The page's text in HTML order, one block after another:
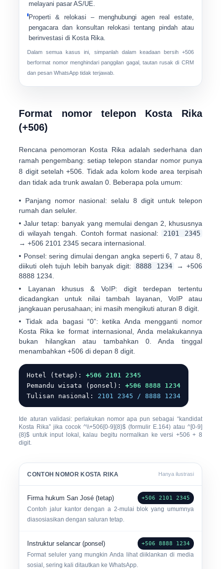
melayani pasar AS/UE.
Properti & relokasi – menghubungi agen real estate,
pengacara dan konsultan relokasi tentang pindah atau
berinvestasi di Kosta Rika.
Dalam semua kasus ini, simpanlah dalam keadaan bersih +506
berformat nomor menghindari panggilan gagal, tautan rusak di CRM
dan pesan WhatsApp tidak terjawab.
Format nomor telepon Kosta Rika
(+506)
Rencana penomoran Kosta Rika adalah sederhana dan
ramah pengembang: setiap telepon standar nomor punya
8 digitsetelah +506. Tidak ada kolom kode area terpisah
dan tidak ada trunk awalan 0. Beberapa pola umum:
• Panjang nomor nasional: selalu 8 digituntuk telepon
rumah dan seluler.
•Jalur tetap: banyak yang memulai dengan 2 , khususnya
di wilayah tengah. Contoh format nasional:
2101 2345
→+506 2101 2345 secara internasional.
• Ponsel: sering dimulai dengan angka seperti6, 7 atau 8
diikuti oleh tujuh lebih banyak digit:
8888 1234 → +506
8888 1234
• Layanan khusus & VoIP: digit terdepan tertentu
dicadangkan untuk nilai tambah layanan, VoIP atau
jangkauan perusahaan; ini masih mengikuti aturan 8 digit.
• Tidak ada bagasi “0”: ketika Anda mengganti nomor
Kosta Rika ke format internasional, Anda melakukannya
bukan hilangkan atau tambahkan 0. Anda tinggal
menambahkan+506 di depan 8 digit.
Hotel (tetap):+506 2101 2345
Pemandu wisata (ponsel):+506 8888 1234
Tulisan nasional: 2101 2345 / 8888 1234
Ide aturan validasi: perlakukan nomor apa pun sebagai “kandidat
Kosta Rika” jika cocok ^\\+506[0-9]{8}$ (formulir E.164) atau ^[0-9]
{8}$ untuk input lokal, kalau begitu normalkan ke versi +506 + 8
digit.
CONTOH NOMOR KOSTA RIKA Hanya ilustrasi
Firma hukum San José (tetap) +506 2101 2345
Contoh jalur kantor dengan a 2-mulai blok yang umumnya
diasosiasikan dengan saluran tetap.
Instruktur selancar (ponsel) +506 8888 1234
Format seluler yang mungkin Anda lihat diiklankan di media
sosial, sering kali ditautkan ke WhatsApp.